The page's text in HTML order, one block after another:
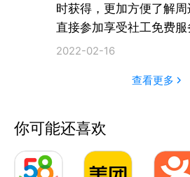
时获得，更加方便了解
直接参加享受社工免费服
2022-02-16
查看更多
你可能还喜欢